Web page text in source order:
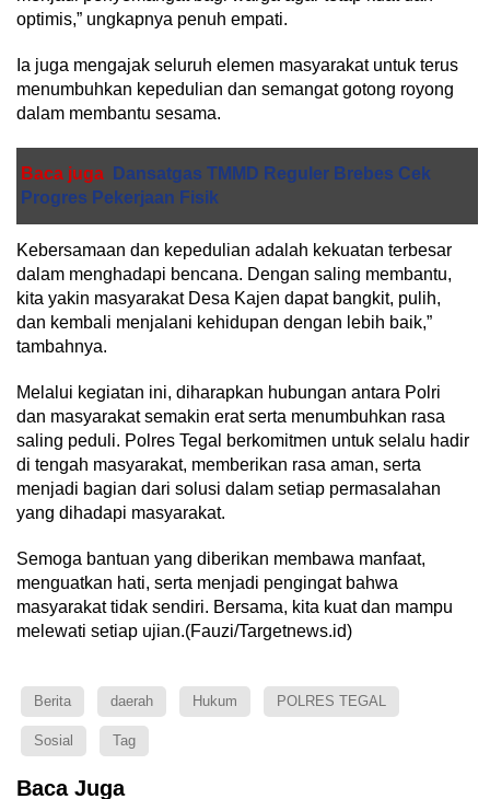
optimis,” ungkapnya penuh empati.
Ia juga mengajak seluruh elemen masyarakat untuk terus
menumbuhkan kepedulian dan semangat gotong royong
dalam membantu sesama.
Baca juga
Dansatgas TMMD Reguler Brebes Cek
Progres Pekerjaan Fisik
Kebersamaan dan kepedulian adalah kekuatan terbesar
dalam menghadapi bencana. Dengan saling membantu,
kita yakin masyarakat Desa Kajen dapat bangkit, pulih,
dan kembali menjalani kehidupan dengan lebih baik,”
tambahnya.
Melalui kegiatan ini, diharapkan hubungan antara Polri
dan masyarakat semakin erat serta menumbuhkan rasa
saling peduli. Polres Tegal berkomitmen untuk selalu hadir
di tengah masyarakat, memberikan rasa aman, serta
menjadi bagian dari solusi dalam setiap permasalahan
yang dihadapi masyarakat.
Semoga bantuan yang diberikan membawa manfaat,
menguatkan hati, serta menjadi pengingat bahwa
masyarakat tidak sendiri. Bersama, kita kuat dan mampu
melewati setiap ujian.(Fauzi/Targetnews.id)
Berita daerah Hukum POLRES TEGAL
Sosial Tag
Baca Juga